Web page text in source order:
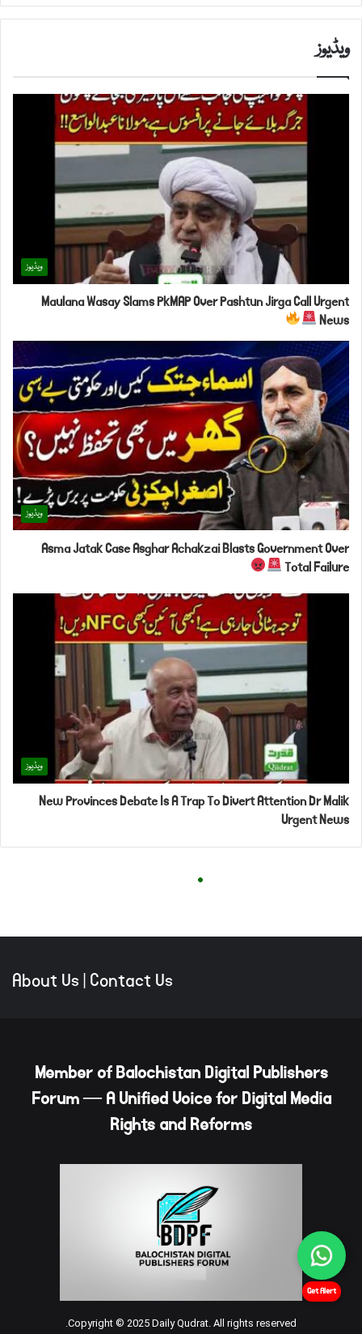
About Us|Contact Us
Member of Balochistan Digital Publishers
Forum — A Unified Voice for Digital Media
Rights and Reforms
Copyright © 2025 Daily Qudrat. All rights reserved.
Get Alert